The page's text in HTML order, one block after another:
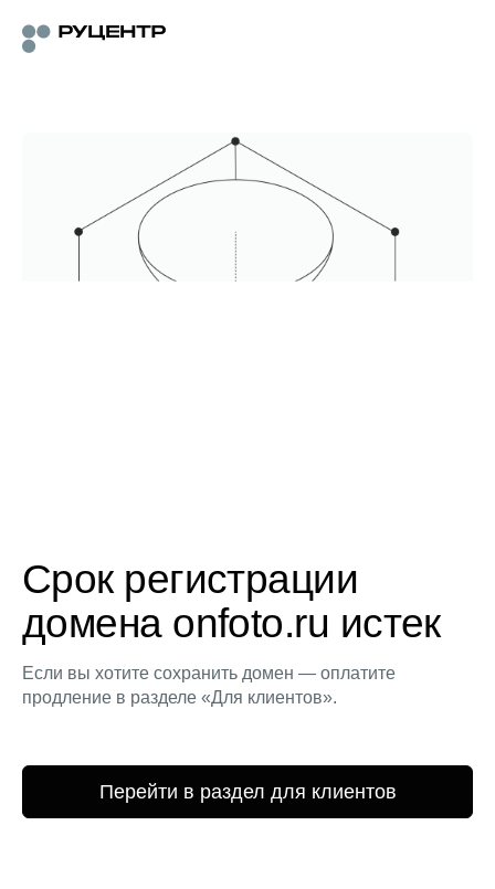
Срок регистрации
домена onfoto.ru истек
Если вы хотите сохранить домен — оплатите
продление в разделе «Для клиентов».
Перейти в раздел для клиентов